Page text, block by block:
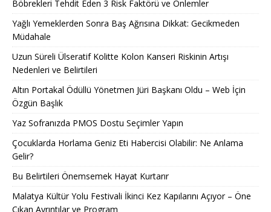
Böbrekleri Tehdit Eden 3 Risk Faktörü ve Önlemler
Yağlı Yemeklerden Sonra Baş Ağrısına Dikkat: Gecikmeden
Müdahale
Uzun Süreli Ülseratif Kolitte Kolon Kanseri Riskinin Artışı
Nedenleri ve Belirtileri
Altın Portakal Ödüllü Yönetmen Jüri Başkanı Oldu – Web İçin
Özgün Başlık
Yaz Sofranızda PMOS Dostu Seçimler Yapın
Çocuklarda Horlama Geniz Eti Habercisi Olabilir: Ne Anlama
Gelir?
Bu Belirtileri Önemsemek Hayat Kurtarır
Malatya Kültür Yolu Festivali İkinci Kez Kapılarını Açıyor – Öne
Çıkan Ayrıntılar ve Program